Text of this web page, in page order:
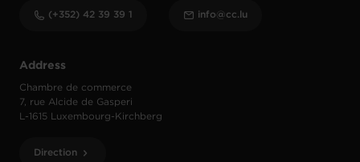
Address
Chambre de commerce
7, rue Alcide de Gasperi
L-1615 Luxembourg-Kirchberg
Direction
(+352) 42 39 39 1 info@cc.lu